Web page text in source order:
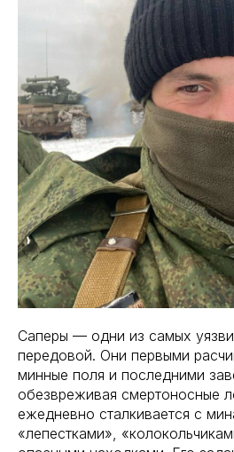
Саперы — одни из самых
передовой. Они первыми
минные поля и последними
обезвреживая смертоносные
ежедневно сталкивается с
«лепестками»,